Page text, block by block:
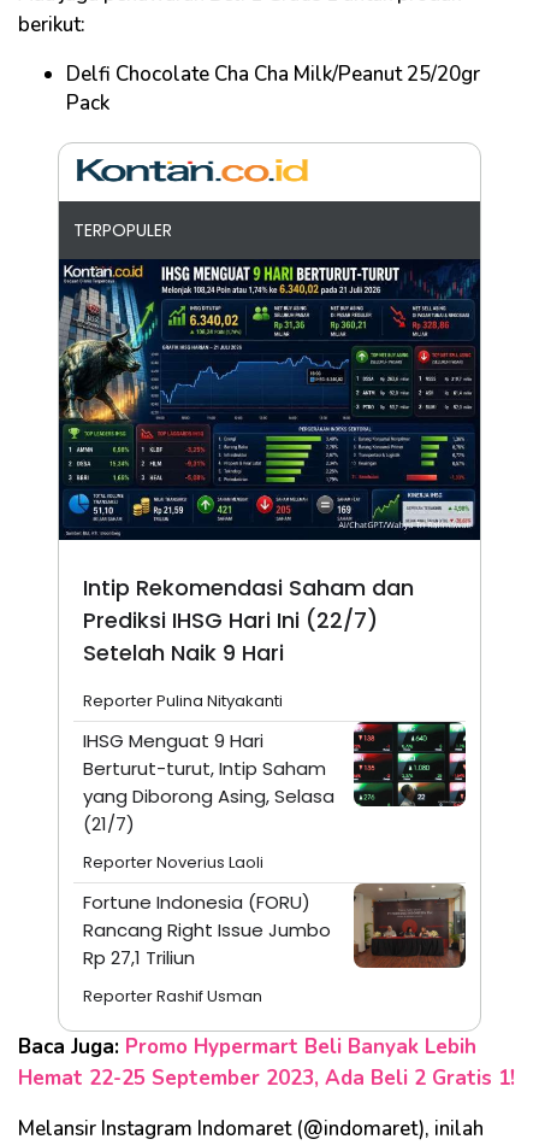
berikut:
Delfi Chocolate Cha Cha Milk/Peanut 25/20gr
Pack
TERPOPULER
Intip Rekomendasi Saham dan
Prediksi IHSG Hari Ini (22/7)
Setelah Naik 9 Hari
Reporter Pulina Nityakanti
IHSG Menguat 9 Hari
Berturut-turut, Intip Saham
yang Diborong Asing, Selasa
(21/7)
Reporter Noverius Laoli
Fortune Indonesia (FORU)
Rancang Right Issue Jumbo
Rp 27,1 Triliun
Reporter Rashif Usman
Baca Juga: Promo Hypermart Beli Banyak Lebih
Hemat 22-25 September 2023, Ada Beli 2 Gratis 1!
Melansir Instagram Indomaret (@indomaret), inilah